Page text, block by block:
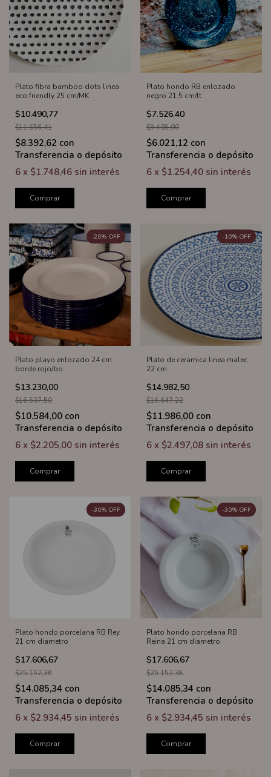
Plato fibra bamboo dots linea
eco friendly 25 cm/MK
$10.490,77
$11.656,41
$8.392,62 con
Transferencia o depósito
6 x $1.748,46 sin interés
Comprar
Plato hondo RB enlozado
negro 21.5 cm/lt
$7.526,40
$9.408,00
$6.021,12 con
Transferencia o depósito
6 x $1.254,40 sin interés
Comprar
Plato playo enlozado 24 cm
borde rojo/bo
$13.230,00
-20% OFF
$16.537,50
$10.584,00 con
Transferencia o depósito
6 x $2.205,00 sin interés
Comprar
Plato de ceramica linea malec
22 cm
$14.982,50
-10% OFF
$16.647,22
$11.986,00 con
Transferencia o depósito
6 x $2.497,08 sin interés
Comprar
Plato hondo porcelana RB Rey
21 cm diametro
$17.606,67
-30% OFF
$25.152,38
$14.085,34 con
Transferencia o depósito
6 x $2.934,45 sin interés
Comprar
Plato hondo porcelana RB
Reina 21 cm diametro
$17.606,67
-30% OFF
$25.152,38
$14.085,34 con
Transferencia o depósito
6 x $2.934,45 sin interés
Comprar